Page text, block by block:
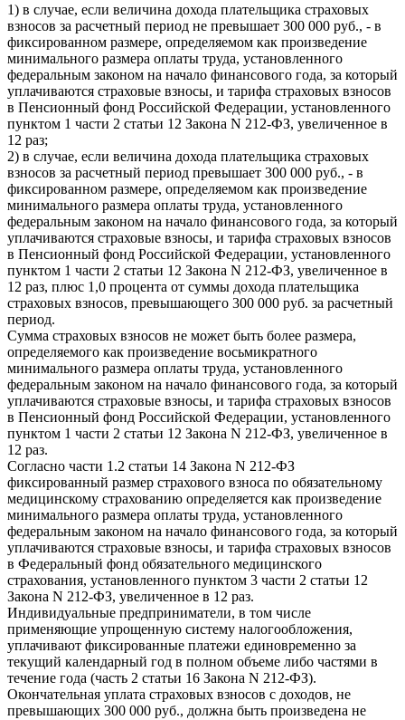
1) в случае, если величина дохода плательщика страховых
взносов за расчетный период не превышает 300 000 руб., - в
фиксированном размере, определяемом как произведение
минимального размера оплаты труда, установленного
федеральным законом на начало финансового года, за который
уплачиваются страховые взносы, и тарифа страховых взносов
в Пенсионный фонд Российской Федерации, установленного
пунктом 1 части 2 статьи 12 Закона N 212-ФЗ, увеличенное в
12 раз;
2) в случае, если величина дохода плательщика страховых
взносов за расчетный период превышает 300 000 руб., - в
фиксированном размере, определяемом как произведение
минимального размера оплаты труда, установленного
федеральным законом на начало финансового года, за который
уплачиваются страховые взносы, и тарифа страховых взносов
в Пенсионный фонд Российской Федерации, установленного
пунктом 1 части 2 статьи 12 Закона N 212-ФЗ, увеличенное в
12 раз, плюс 1,0 процента от суммы дохода плательщика
страховых взносов, превышающего 300 000 руб. за расчетный
период.
Сумма страховых взносов не может быть более размера,
определяемого как произведение восьмикратного
минимального размера оплаты труда, установленного
федеральным законом на начало финансового года, за который
уплачиваются страховые взносы, и тарифа страховых взносов
в Пенсионный фонд Российской Федерации, установленного
пунктом 1 части 2 статьи 12 Закона N 212-ФЗ, увеличенное в
12 раз.
Согласно части 1.2 статьи 14 Закона N 212-ФЗ
фиксированный размер страхового взноса по обязательному
медицинскому страхованию определяется как произведение
минимального размера оплаты труда, установленного
федеральным законом на начало финансового года, за который
уплачиваются страховые взносы, и тарифа страховых взносов
в Федеральный фонд обязательного медицинского
страхования, установленного пунктом 3 части 2 статьи 12
Закона N 212-ФЗ, увеличенное в 12 раз.
Индивидуальные предприниматели, в том числе
применяющие упрощенную систему налогообложения,
уплачивают фиксированные платежи единовременно за
текущий календарный год в полном объеме либо частями в
течение года (часть 2 статьи 16 Закона N 212-ФЗ).
Окончательная уплата страховых взносов с доходов, не
превышающих 300 000 руб., должна быть произведена не